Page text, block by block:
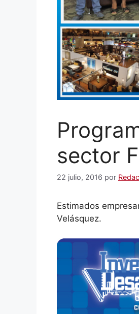
sector
22 julio, 2016 por
Estimados
Velásquez.